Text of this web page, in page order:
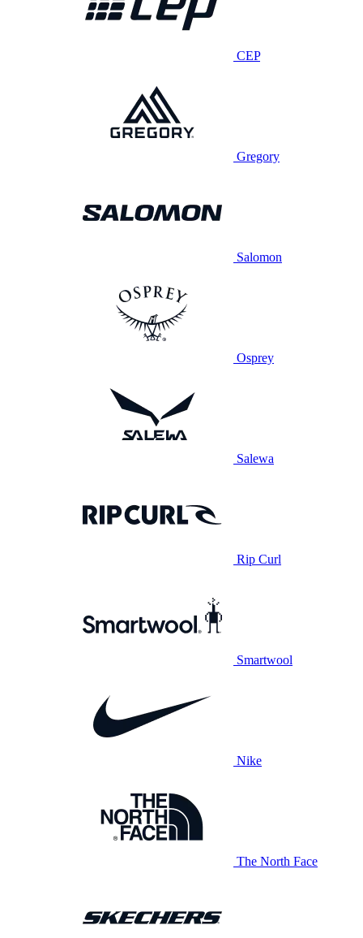
CEP
Gregory
Salomon
Osprey
Salewa
Rip Curl
Smartwool
Nike
The North Face